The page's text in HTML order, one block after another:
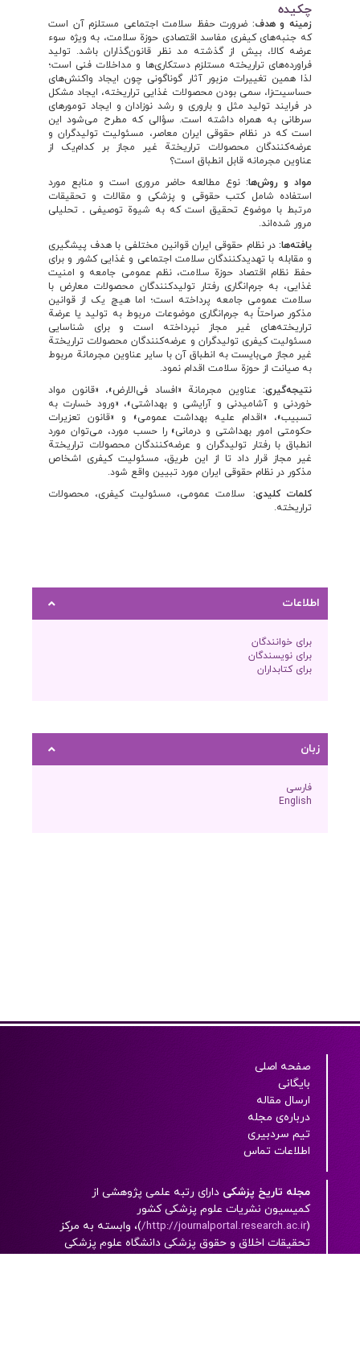
چکیده
زمینه و هدف: ضرورت حفظ سلامت اجتماعی مستلزم آن است
که جنبه‌های کیفری مفاسد اقتصادی حوزة سلامت، به ویژه سوء
عرضه کالا، بیش از گذشته مد نظر قانون‌گذاران باشد. تولید
فراورده‌های تراریخته مستلزم دستکاری‌ها و مداخلات فنی است؛
لذا همین تغییرات مزبور آثار گوناگونی چون ایجاد واکنش‌های
حساسیت‌زا، سمی بودن محصولات غذایی تراریخته، ایجاد مشکل
در فرایند تولید مثل و باروری و رشد نوزادان و ایجاد تومورهای
سرطانی به همراه داشته ‌است. سؤالی که مطرح می‌شود این
است که در نظام حقوقی ایران معاصر، مسئولیت تولیدگران و
عرضه‌کنندگان محصولات تراریختة غیر مجاز بر کدام‌یک از
عناوین مجرمانه قابل انطباق است؟
مواد و روش‌ها: نوع مطالعه حاضر مروری است و منابع مورد
استفاده شامل کتب حقوقی و پزشکی و مقالات و تحقیقات
مرتبط با موضوع تحقیق است که به شیوة توصیفی ـ تحلیلی
مرور شده‌اند.
یافته‌ها:در نظام حقوقی ایران قوانین مختلفی با هدف پیشگیری
و مقابله با تهدیدکنندگان سلامت اجتماعی و غذایی کشور و برای
حفظ نظام اقتصاد حوزة سلامت، نظم عمومی جامعه و امنیت
غذایی، به جرم‌انگاری رفتار تولیدکنندگان محصولات معارض با
سلامت عمومی جامعه پرداخته‌ است؛ اما هیچ یک از قوانین
مذکور صراحتاً به جرم‌انگاری موضوعات مربوط به تولید یا عرضة
تراریخته‌های غیر مجاز نپرداخته است و برای شناسایی
مسئولیت کیفری تولیدگران و عرضه‌کنندگان محصولات تراریختة
غیر مجاز می‌بایست به انطباق آن با سایر عناوین مجرمانة مربوط
به صیانت از حوزة سلامت اقدام نمود.
نتیجه‌گیری: عناوین مجرمانة «افساد فی‌الارض»، «قانون مواد
خوردنی و آشامیدنی و آرایشی و بهداشتی»، «ورود خسارت به
تسبیب»، «اقدام علیه بهداشت عمومی» و «قانون تعزیرات
حکومتی امور بهداشتی و درمانی» را حسب مورد، می‌توان مورد
انطباق با رفتار تولیدگران و عرضه‌کنندگان محصولات تراریختة
غیر مجاز قرار داد تا از این طریق، مسئولیت کیفری اشخاص
مذکور در نظام حقوقی ایران مورد تبیین واقع شود.
کلمات کلیدی:
سلامت عمومی، مسئولیت کیفری، محصولات
تراریخته.
اطلاعات
برای خوانندگان
برای نویسندگان
برای کتابداران
زبان
فارسی
English
صفحه اصلی
بایگانی
ارسال مقاله
درباره‌ی مجله
تیم سردبیری
اطلاعات تماس
مجله تاریخ پزشکی دارای رتبه علمی پژوهشی از
کميسيون نشريات علوم پزشکی کشور
(
http://journalportal.research.ac.ir/ )، وابسته به مرکز
تحقيقات اخلاق و حقوق پزشکی دانشگاه علوم پزشکی